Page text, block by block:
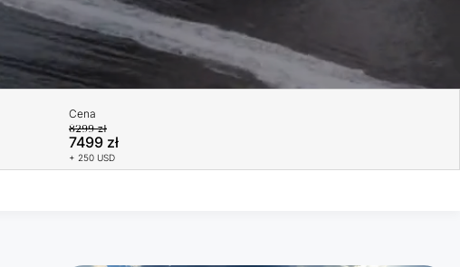
Cena
8299 zł
7499 zł
+ 250 USD